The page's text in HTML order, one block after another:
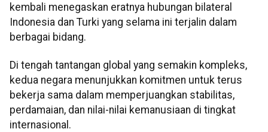
kembali menegaskan eratnya hubungan bilateral
Indonesia dan Turki yang selama ini terjalin dalam
berbagai bidang.
Di tengah tantangan global yang semakin kompleks,
kedua negara menunjukkan komitmen untuk terus
bekerja sama dalam memperjuangkan stabilitas,
perdamaian, dan nilai-nilai kemanusiaan di tingkat
internasional.